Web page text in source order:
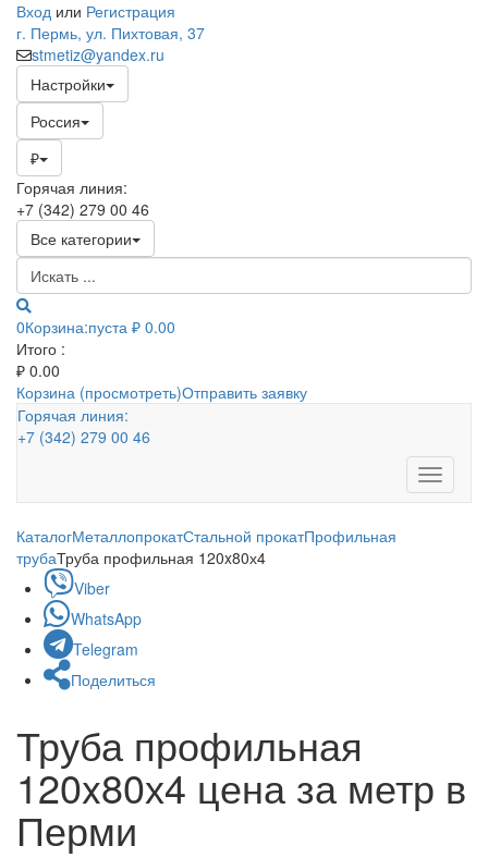
Вход или Регистрация
г. Пермь, ул. Пихтовая, 37
stmetiz@yandex.ru
Настройки
Россия
₽
Горячая линия:
+7 (342) 279 00 46
Все категории
0Корзина:пуста ₽ 0.00
Итого :
₽ 0.00
Корзина (просмотреть)Отправить заявку
Горячая линия:
+7 (342) 279 00 46
Toggle
КаталогМеталлопрокатСтальной прокатПрофильная
трубаТруба профильная 120x80х4
Viber
WhatsApp
Telegram
Поделиться
Труба профильная
120x80х4 цена за метр в
Перми